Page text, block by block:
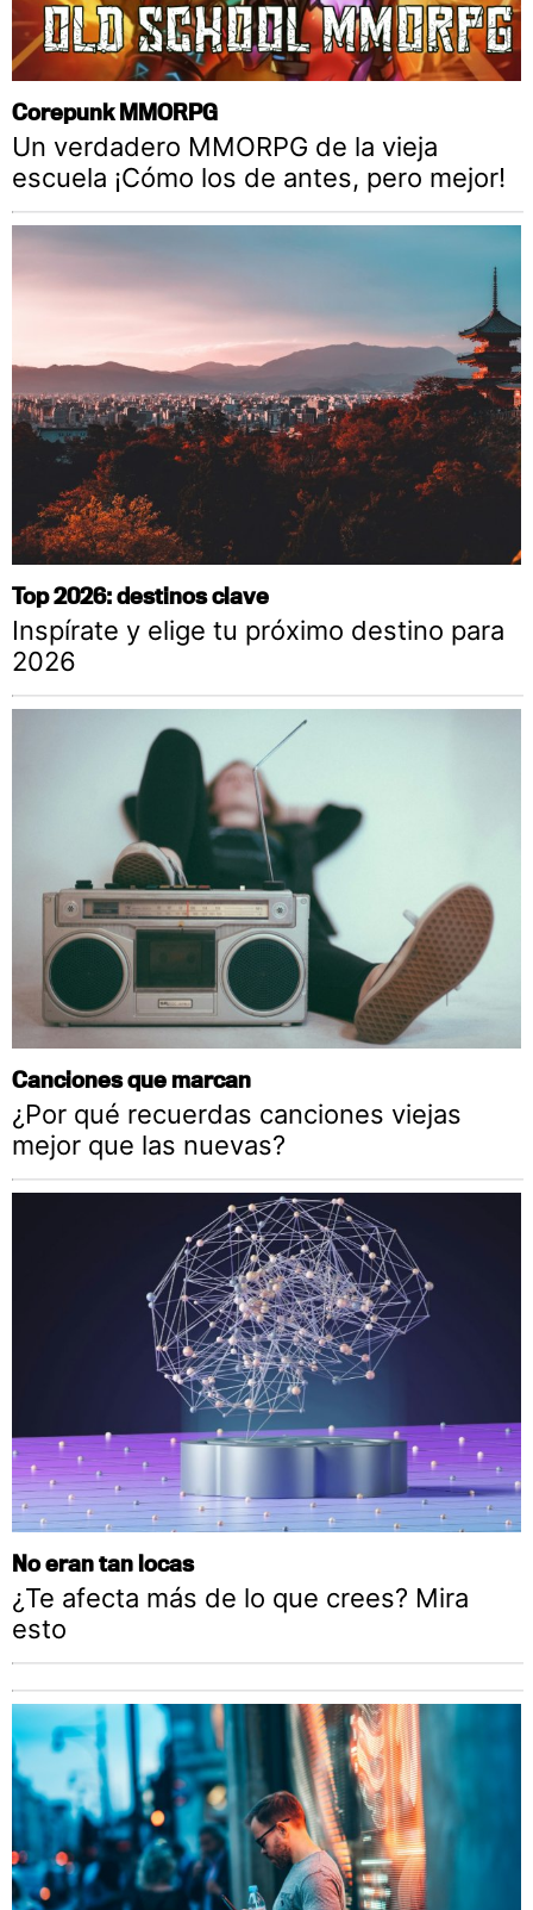
Corepunk MMORPG
Un verdadero MMORPG de la vieja
escuela ¡Cómo los de antes, pero mejor!
Top 2026: destinos clave
Inspírate y elige tu próximo destino para
2026
Canciones que marcan
¿Por qué recuerdas canciones viejas
mejor que las nuevas?
No eran tan locas
¿Te afecta más de lo que crees? Mira
esto